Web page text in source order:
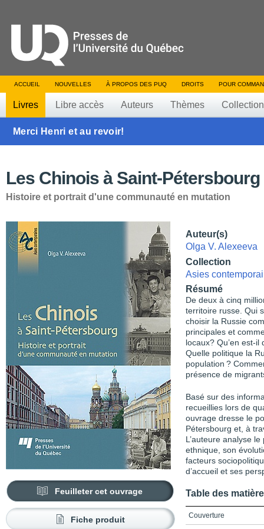
ACCUEIL NOUVELLES À PROPOS DES PUQ DROITS POUR
Livres Libre accès Auteurs Thèmes
Merci Henri et au revoir!
Les Chinois à Saint-Pétersbourg
Histoire et portrait d'une communauté en mutation
Feuilleter cet ouvrage
Fiche produit
Auteur(s)
Olga V. Alexeeva
Collection
Asies
Résumé
De deux à cinq
territoire russe. Qui
choisir la Russie
principales et
locaux? Qu’en est-
Quelle politique la
population ?
présence de
Basé sur des
recueillies lors de
ouvrage dresse le
Pétersbourg et, à
L’auteure analyse
ethnique, son
facteurs
d’accueil et ses
Table des
Couverture